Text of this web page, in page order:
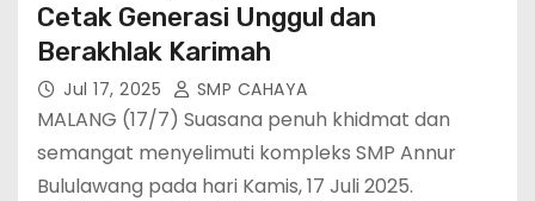
Cetak Generasi Unggul dan
Berakhlak Karimah
Jul 17, 2025 SMP CAHAYA
MALANG (17/7) Suasana penuh khidmat dan
semangat menyelimuti kompleks SMP Annur
Bululawang pada hari Kamis, 17 Juli 2025.